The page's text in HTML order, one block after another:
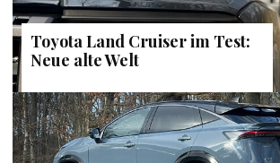
Toyota Land Cruiser im Test:
Neue alte Welt